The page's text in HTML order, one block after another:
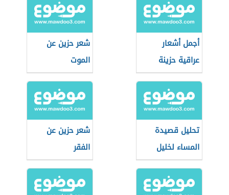
أجمل أشعار
عراقية حزينة
شعر حزين عن
الموت
تحليل قصيدة
المساء لخليل
مطران
شعر حزين عن
الفقر